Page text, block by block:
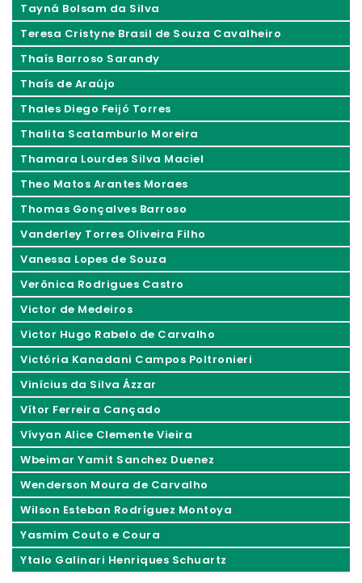
Tayná Bolsam da Silva
Teresa Cristyne Brasil de Souza Cavalheiro
Thaís Barroso Sarandy
Thaís de Araújo
Thales Diego Feijó Torres
Thalita Scatamburlo Moreira
Thamara Lourdes Silva Maciel
Theo Matos Arantes Moraes
Thomas Gonçalves Barroso
Vanderley Torres Oliveira Filho
Vanessa Lopes de Souza
Verônica Rodrigues Castro
Victor de Medeiros
Victor Hugo Rabelo de Carvalho
Victória Kanadani Campos Poltronieri
Vinícius da Silva Ázzar
Vítor Ferreira Cançado
Vívyan Alice Clemente Vieira
Wbeimar Yamit Sanchez Duenez
Wenderson Moura de Carvalho
Wilson Esteban Rodríguez Montoya
Yasmim Couto e Coura
Ytalo Galinari Henriques Schuartz